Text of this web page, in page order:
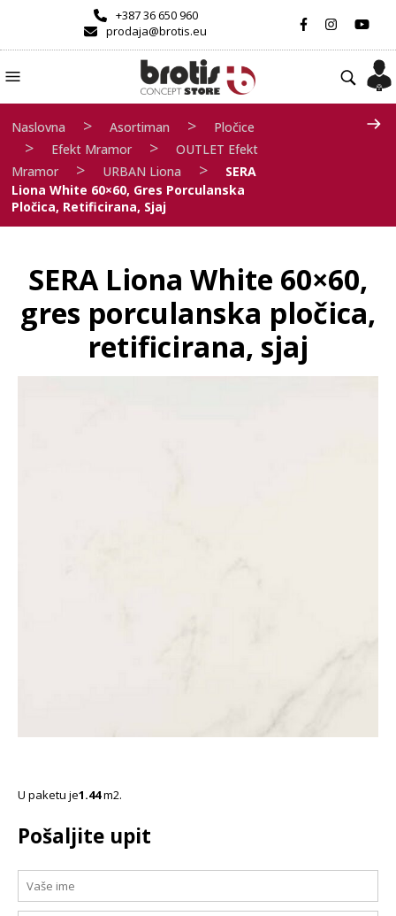
+387 36 650 960
prodaja@brotis.eu
Naslovna > Asortiman > Pločice
> Efekt Mramor >
OUTLET Efekt
Mramor
> URBAN Liona >
SERA
Liona White 60×60, Gres Porculanska
Pločica, Retificirana, Sjaj
SERA Liona White 60×60,
gres porculanska pločica,
retificirana, sjaj
U paketu je1.44m2.
Pošaljite upit